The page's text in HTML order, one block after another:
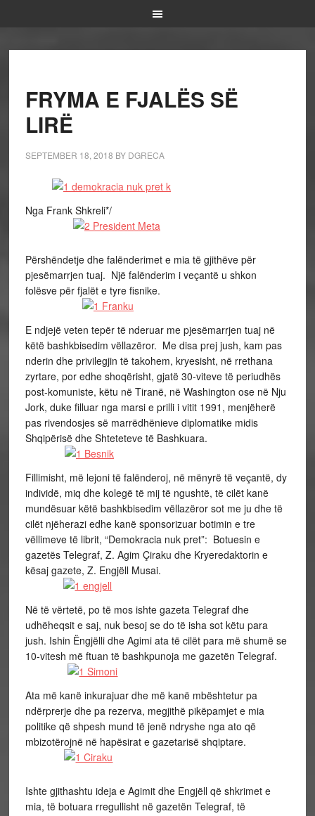
FRYMA E FJALËS SË
LIRË
SEPTEMBER 18, 2018 BY DGRECA
Nga Frank Shkreli*/
Përshëndetje dhe falënderimet e mia të gjithëve për
pjesëmarrjen tuaj. Një falënderim i veçantë u shkon
folësve për fjalët e tyre fisnike.
E ndjejë veten tepër të nderuar me pjesëmarrjen tuaj në
këtë bashkbisedim vëllazëror. Me disa prej jush, kam pas
nderin dhe privilegjin të takohem, kryesisht, në rrethana
zyrtare, por edhe shoqërisht, gjatë 30-viteve të periudhës
post-komuniste, këtu në Tiranë, në Washington ose në Nju
Jork, duke filluar nga marsi e prilli i vitit 1991, menjëherë
pas rivendosjes së marrëdhënieve diplomatike midis
Shqipërisë dhe Shteteteve të Bashkuara.
Fillimisht, më lejoni të falënderoj, në mënyrë të veçantë, dy
individë, miq dhe kolegë të mij të ngushtë, të cilët kanë
mundësuar këtë bashkbisedim vëllazëror sot me ju dhe të
cilët njëherazi edhe kanë sponsorizuar botimin e tre
vëllimeve të librit, “Demokracia nuk pret”: Botuesin e
gazetës Telegraf, Z. Agim Çiraku dhe Kryeredaktorin e
kësaj gazete, Z. Engjëll Musai.
Në të vërtetë, po të mos ishte gazeta Telegraf dhe
udhëheqsit e saj, nuk besoj se do të isha sot këtu para
jush. Ishin Ëngjëlli dhe Agimi ata të cilët para më shumë se
10-vitesh më ftuan të bashkpunoja me gazetën Telegraf.
Ata më kanë inkurajuar dhe më kanë mbështetur pa
ndërprerje dhe pa rezerva, megjithë pikëpamjet e mia
politike që shpesh mund të jenë ndryshe nga ato që
mbizotërojnë në hapësirat e gazetarisë shqiptare.
Ishte gjithashtu ideja e Agimit dhe Engjëll që shkrimet e
mia, të botuara rregullisht në gazetën Telegraf, të